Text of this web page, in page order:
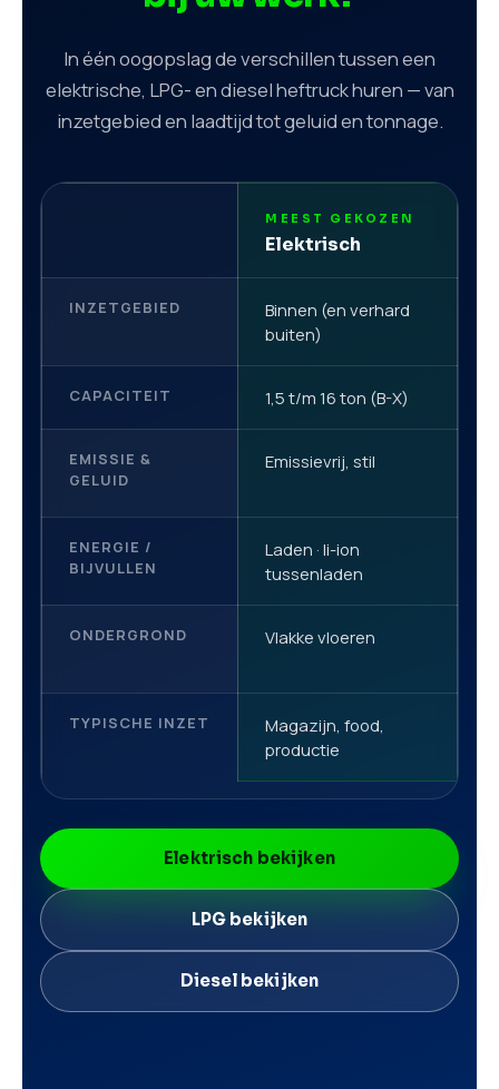
In één oogopslag de verschillen tussen een
elektrische, LPG- en diesel heftruck huren — van
inzetgebied en laadtijd tot geluid en tonnage.
MEEST GEKOZEN
Elektrisch
INZETGEBIED
Binnen (en verhard
buiten)
CAPACITEIT 1,5 t/m 16 ton (B-X)
EMISSIE &
GELUID
Emissievrij, stil
ENERGIE /
BIJVULLEN
Laden · li-ion
tussenladen
ONDERGROND Vlakke vloeren
TYPISCHE INZET
Magazijn, food,
productie
Elektrisch bekijken
LPG bekijken
Diesel bekijken